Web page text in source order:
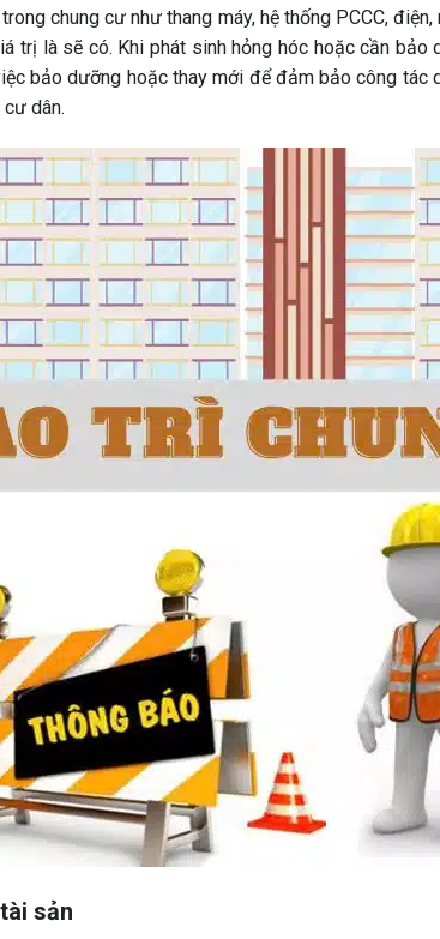
chung cư như thang máy, hệ thống PCCC,
trị là sẽ có. Khi phát sinh hỏng hóc hoặc cần
bảo dưỡng hoặc thay mới để đảm bảo công tác
dân.
sản